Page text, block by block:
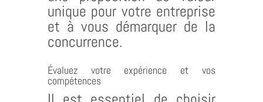
unique pour votre entreprise
et à vous démarquer de la
concurrence.
Évaluez votre expérience et vos
compétences